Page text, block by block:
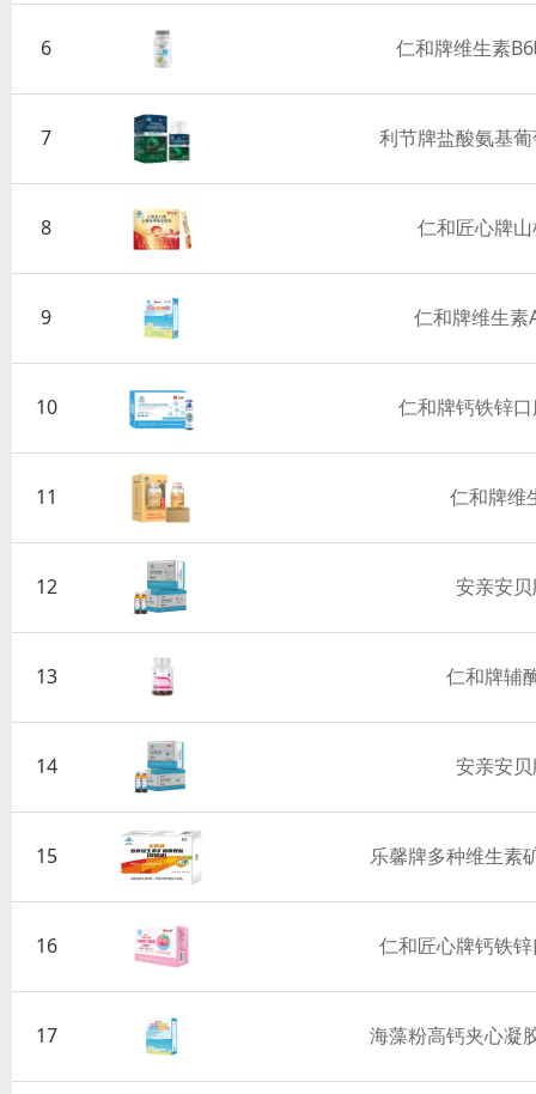
6 仁和牌维生素
7 利节牌盐酸氨基
8 仁和匠心牌
9 仁和牌维生素
10 仁和牌钙铁锌
11 仁和牌维
12 安亲安
13 仁和牌辅
14 安亲安
15 乐馨牌多种维生素
16 仁和匠心牌钙铁
17 海藻粉高钙夹心凝